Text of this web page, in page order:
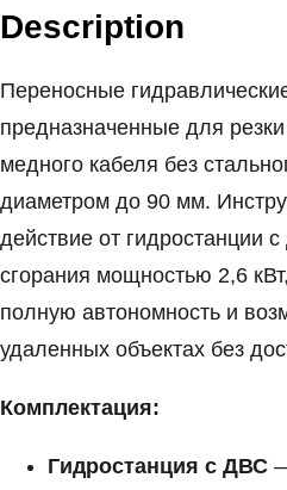
Description
Переносные
предназначенные для
медного кабеля без
диаметром до 90 мм.
действие от гидростанции
сгорания мощностью 2,6
полную автономность и
удаленных объектах без
Комплектация:
Гидростанция с ДВС